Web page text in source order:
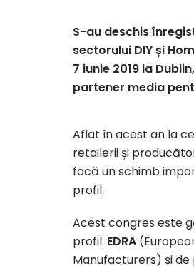
S-au deschis
sectorului DIY și
7 iunie 2019 la
partener media
Aflat în acest an la
retailerii și
facă un schimb
profil.
Acest congres este
profil: EDRA
Manufacturers) și